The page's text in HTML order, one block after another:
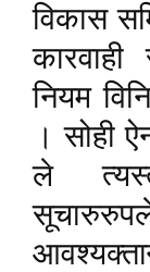
विकास
नियम
। सोही
ले